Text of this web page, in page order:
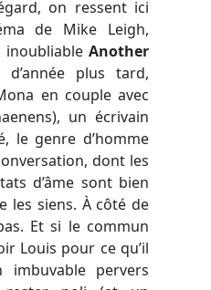
on ressent ici
de Mike Leigh,
Another
plus tard,
en couple avec
un écrivain
le genre d’homme
dont les
d’âme sont bien
les siens. À côté de
Et si le commun
Louis pour ce qu’il
imbuvable pervers